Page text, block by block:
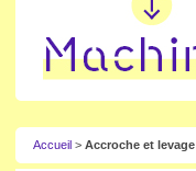
Accueil > Accroche et levage